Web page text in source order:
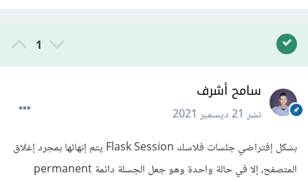
1
سامح أشرف
نشر21 ديسمبر 2021
بشكل إفتراضي جلسات فلاسك Flask Session يتم إنهائها بمجرد إغلاق
المتصفح، إلا في حالة واحدة وهو جعل الجسلة دائمة permanent